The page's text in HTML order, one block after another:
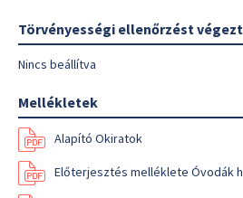
Törvényességi ellenőrzést
Nincs beállítva
Mellékletek
Alapító Okiratok
Előterjesztés melléklete Óvodák